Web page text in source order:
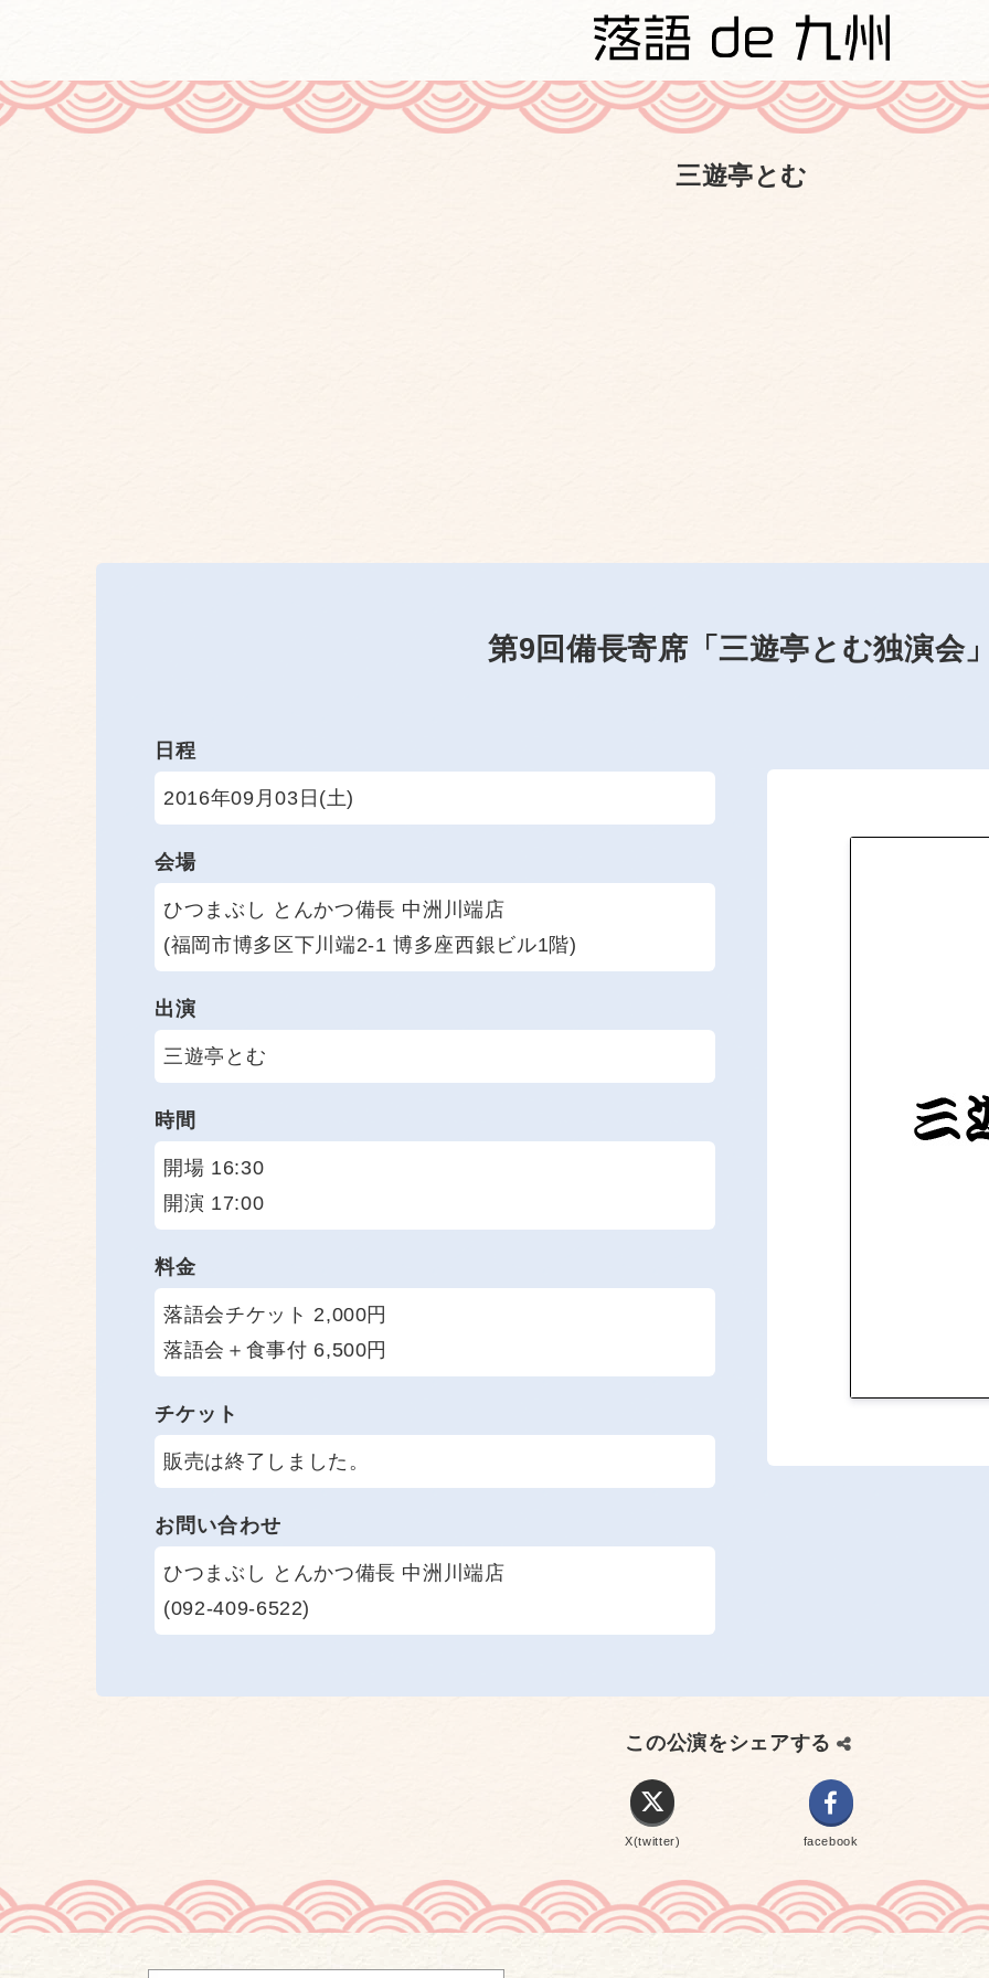
三遊亭とむ
第9回備長寄席「三遊亭とむ独演会
日程
2016年09月03日(土)
会場
ひつまぶし とんかつ備長 中洲川端店
(福岡市博多区下川端2-1 博多座西銀ビル1階)
出演
三遊亭とむ
時間
開場 16:30
開演 17:00
料金
落語会チケット 2,000円
落語会＋食事付 6,500円
チケット
販売は終了しました。
お問い合わせ
ひつまぶし とんかつ備長 中洲川端店
(092-409-6522)
この公演をシェアする
X(twitter) facebook